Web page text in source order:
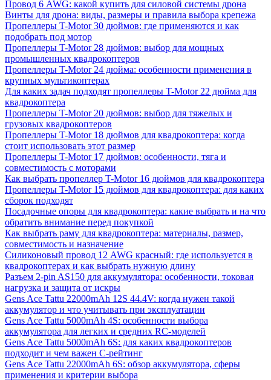
Провод 6 AWG: какой купить для силовой системы дрона
Винты для дрона: виды, размеры и правила выбора крепежа
Пропеллеры T-Motor 30 дюймов: где применяются и как
подобрать под мотор
Пропеллеры T-Motor 28 дюймов: выбор для мощных
промышленных квадрокоптеров
Пропеллеры T-Motor 24 дюйма: особенности применения в
крупных мультикоптерах
Для каких задач подходят пропеллеры T-Motor 22 дюйма для
квадрокоптера
Пропеллеры T-Motor 20 дюймов: выбор для тяжелых и
грузовых квадрокоптеров
Пропеллеры T-Motor 18 дюймов для квадрокоптера: когда
стоит использовать этот размер
Пропеллеры T-Motor 17 дюймов: особенности, тяга и
совместимость с моторами
Как выбрать пропеллер T-Motor 16 дюймов для квадрокоптера
Пропеллеры T-Motor 15 дюймов для квадрокоптера: для каких
сборок подходят
Посадочные опоры для квадрокоптера: какие выбрать и на что
обратить внимание перед покупкой
Как выбрать раму для квадрокоптера: материалы, размер,
совместимость и назначение
Силиконовый провод 12 AWG красный: где используется в
квадрокоптерах и как выбрать нужную длину
Разъем 2-pin AS150 для аккумулятора: особенности, токовая
нагрузка и защита от искры
Gens Ace Tattu 22000mAh 12S 44.4V: когда нужен такой
аккумулятор и что учитывать при эксплуатации
Gens Ace Tattu 5000mAh 4S: особенности выбора
аккумулятора для легких и средних RC-моделей
Gens Ace Tattu 5000mAh 6S: для каких квадрокоптеров
подходит и чем важен C-рейтинг
Gens Ace Tattu 22000mAh 6S: обзор аккумулятора, сферы
применения и критерии выбора